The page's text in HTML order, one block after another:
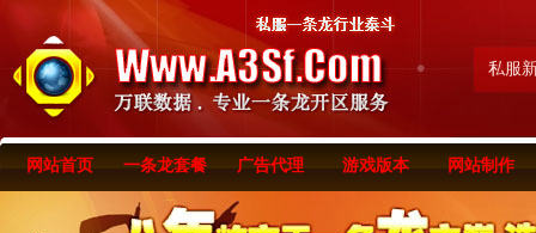
私服
网站首页 一条龙套餐 广告代理 游戏版本 网站制作